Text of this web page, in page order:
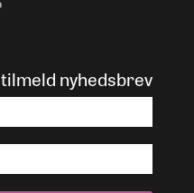
tilmeld nyhedsbrev